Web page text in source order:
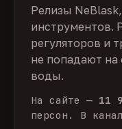
Релизы
инструментов.
регуляторов и
не попадают на
воды.
На сайте — 11
персон. В